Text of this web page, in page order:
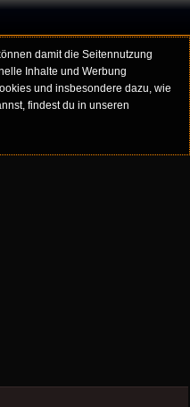
damit die Seitennutzung
Inhalte und Werbung
und insbesondere dazu, wie
findest du in unseren